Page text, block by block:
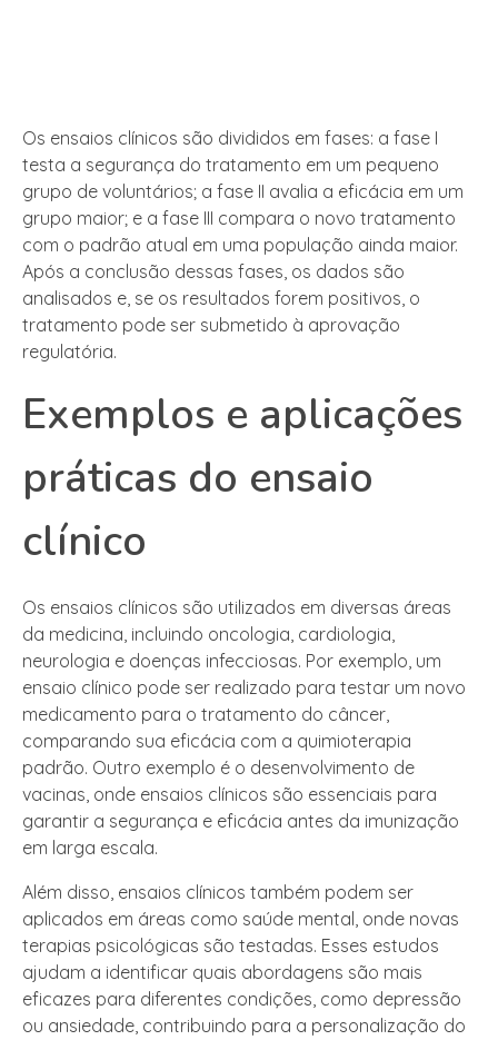
Os ensaios clínicos são divididos em fases: a fase I
testa a segurança do tratamento em um pequeno
grupo de voluntários; a fase II avalia a eficácia em um
grupo maior; e a fase III compara o novo tratamento
com o padrão atual em uma população ainda maior.
Após a conclusão dessas fases, os dados são
analisados e, se os resultados forem positivos, o
tratamento pode ser submetido à aprovação
regulatória.
Exemplos e aplicações
práticas do ensaio
clínico
Os ensaios clínicos são utilizados em diversas áreas
da medicina, incluindo oncologia, cardiologia,
neurologia e doenças infecciosas. Por exemplo, um
ensaio clínico pode ser realizado para testar um novo
medicamento para o tratamento do câncer,
comparando sua eficácia com a quimioterapia
padrão. Outro exemplo é o desenvolvimento de
vacinas, onde ensaios clínicos são essenciais para
garantir a segurança e eficácia antes da imunização
em larga escala.
Além disso, ensaios clínicos também podem ser
aplicados em áreas como saúde mental, onde novas
terapias psicológicas são testadas. Esses estudos
ajudam a identificar quais abordagens são mais
eficazes para diferentes condições, como depressão
ou ansiedade, contribuindo para a personalização do